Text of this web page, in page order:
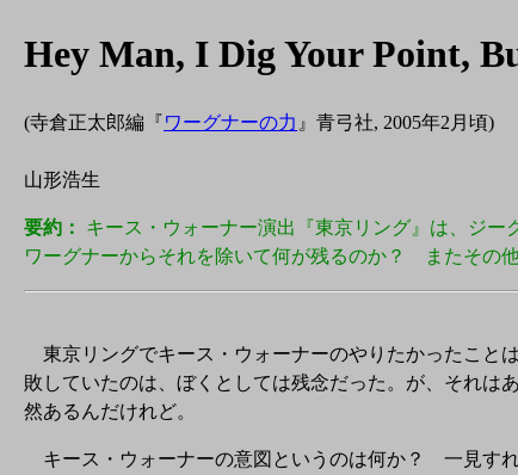
Hey Man, I Dig Your Point,
(寺倉正太郎編『ワーグナーの力 』青弓社, 2005年2月頃)
山形浩生
要約：
キース・ウォーナー演出『東京リング』は、ジ
ワーグナーからそれを除いて何が残るのか？ またその
東京リングでキース・ウォーナーのやりたかったこと
敗していたのは、ぼくとしては残念だった。が、それは
然あるんだけれど。
キース・ウォーナーの意図というのは何か？ 一見す